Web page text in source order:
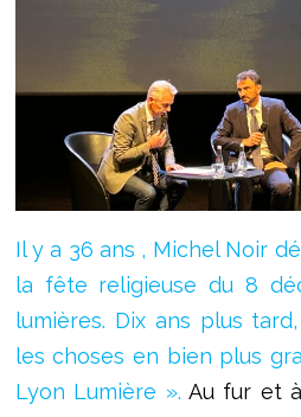
Il y a 36 ans , Michel Noir
la fête religieuse du 8
lumières. Dix ans plus
les choses en bien plus
Lyon Lumière ». Au fur et